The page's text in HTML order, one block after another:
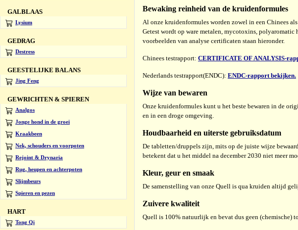
GALBLAAS
Lysium
GEDRAG
Destress
GEESTELIJKE BALANS
Jing Feng
GEWRICHTEN & SPIEREN
Analgos
Jonge hond in de groei
Kraakbeen
Nek, schouders en voorpoten
Rejoint & Drynaria
Rug, heupen en achterpoten
Slijmbeurs
Spieren en pezen
HART
Tong Qi
Bewaking reinheid van de kruidenformules
Al onze kruidenformules worden zowel in een Chinees
Getest wordt op ware metalen, mycotoxins,
voorbeelden van analyse certificaten staan hieronder.
Chinees testrapport: CERTIFICATE OF ANALYSIS-
Nederlands testrapport(ENDC): ENDC-rapport bekijken.
Wijze van bewaren
Onze kruidenformules kunt u het beste bewaren in de
en in een droge omgeving.
Houdbaarheid en uiterste gebruiksdatum
De tabletten/druppels zijn, mits op de juiste wijze
betekent dat u het middel na december2030 niet meer
Kleur, geur en smaak
De samenstelling van onze Quell is qua kruiden altijd
Zuivere kwaliteit
Quell is 100% natuurlijk en bevat dus geen (chemische)